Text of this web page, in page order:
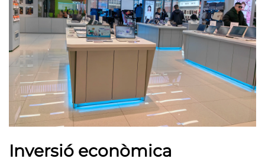
Inversió econòmica